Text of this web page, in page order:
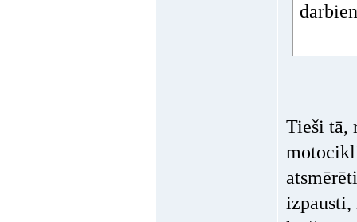
Tieši tā,
izpausti,